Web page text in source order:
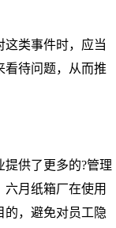
这类事件时，应当
看待问题，从而推
供了更多的?管理
月纸箱厂在使用
的，避免对员工隐